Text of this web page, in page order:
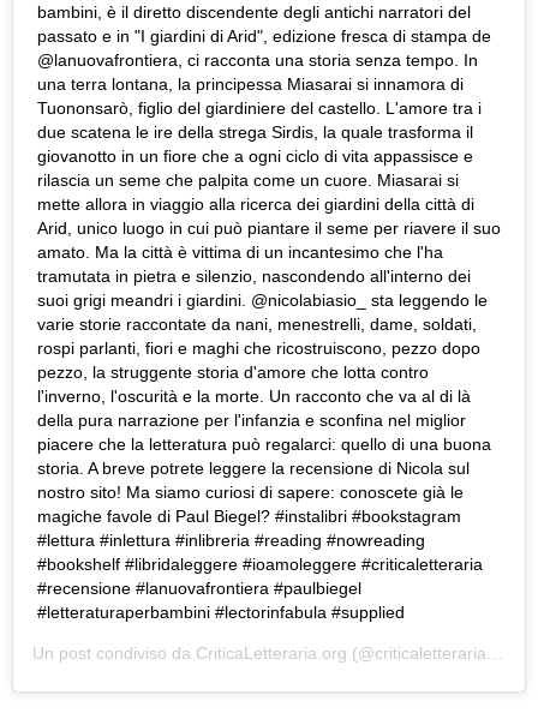
bambini, è il diretto discendente degli antichi narratori del
passato e in "I giardini di Arid", edizione fresca di stampa de
@lanuovafrontiera, ci racconta una storia senza tempo. In
una terra lontana, la principessa Miasarai si innamora di
Tuononsarò, figlio del giardiniere del castello. L'amore tra i
due scatena le ire della strega Sirdis, la quale trasforma il
giovanotto in un fiore che a ogni ciclo di vita appassisce e
rilascia un seme che palpita come un cuore. Miasarai si
mette allora in viaggio alla ricerca dei giardini della città di
Arid, unico luogo in cui può piantare il seme per riavere il suo
amato. Ma la città è vittima di un incantesimo che l'ha
tramutata in pietra e silenzio, nascondendo all'interno dei
suoi grigi meandri i giardini. @nicolabiasio_ sta leggendo le
varie storie raccontate da nani, menestrelli, dame, soldati,
rospi parlanti, fiori e maghi che ricostruiscono, pezzo dopo
pezzo, la struggente storia d'amore che lotta contro
l'inverno, l'oscurità e la morte. Un racconto che va al di là
della pura narrazione per l'infanzia e sconfina nel miglior
piacere che la letteratura può regalarci: quello di una buona
storia. A breve potrete leggere la recensione di Nicola sul
nostro sito! Ma siamo curiosi di sapere: conoscete già le
magiche favole di Paul Biegel? #instalibri #bookstagram
#lettura #inlettura #inlibreria #reading #nowreading
#bookshelf #libridaleggere #ioamoleggere #criticaletteraria
#recensione #lanuovafrontiera #paulbiegel
#letteraturaperbambini #lectorinfabula #supplied
Un post condiviso da CriticaLetteraria.org (@criticaletteraria) in data: